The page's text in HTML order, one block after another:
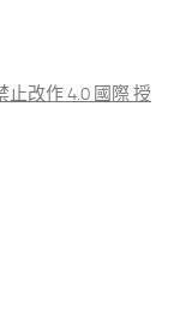
改作 4.0 國際 授